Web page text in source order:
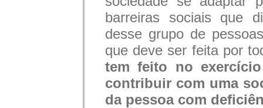
barreiras sociais que
desse grupo de
que deve ser feita por
tem feito no
contribuir com uma
da pessoa com